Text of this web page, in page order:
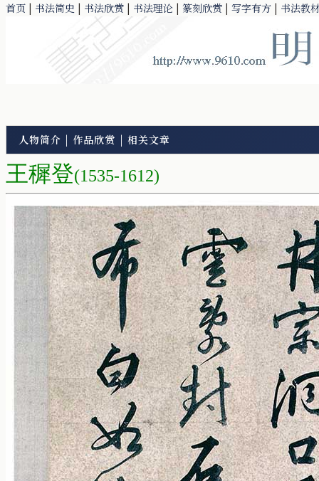
首页 | 书法简史 | 书法欣赏 | 书法理论 | 篆刻欣赏 | 写字有方 | 书法教
人物简介 | 作品欣赏 | 相关文章
王穉登(1535-1612)